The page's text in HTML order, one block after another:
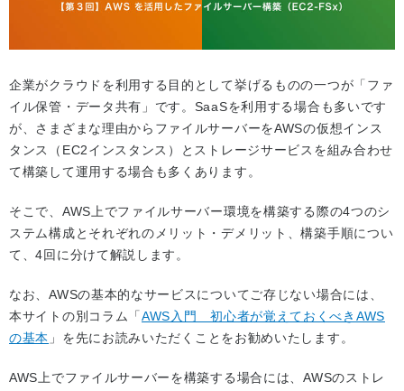
企業がクラウドを利用する目的として挙げるものの一つが「ファ
イル保管・データ共有」です。SaaSを利用する場合も多いです
が、さまざまな理由からファイルサーバーをAWSの仮想インス
タンス（EC2インスタンス）とストレージサービスを組み合わせ
て構築して運用する場合も多くあります。
そこで、AWS上でファイルサーバー環境を構築する際の4つのシ
ステム構成とそれぞれのメリット・デメリット、構築手順につい
て、4回に分けて解説します。
なお、AWSの基本的なサービスについてご存じない場合には、
本サイトの別コラム「AWS入門 初心者が覚えておくべきAWS
の基本 」を先にお読みいただくことをお勧めいたします。
AWS上でファイルサーバーを構築する場合には、AWSのストレ